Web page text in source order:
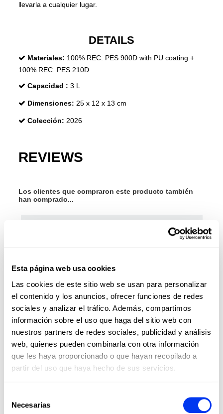
Esta página web usa cookies
Las cookies de este sitio web se usan para personalizar
el contenido y los anuncios, ofrecer funciones de redes
sociales y analizar el tráfico. Además, compartimos
información sobre el uso que haga del sitio web con
nuestros partners de redes sociales, publicidad y análisis
web, quienes pueden combinarla con otra información
que les haya proporcionado o que hayan recopilado a
partir del uso que haya hecho de sus servicios.
Necesarias
llevarla a cualquier lugar.
DETAILS
Materiales: 100% REC. PES 900D with PU coating +
100% REC. PES 210D
Capacidad : 3 L
Dimensiones: 25 x 12 x 13 cm
Colección: 2026
REVIEWS
Los clientes que compraron este producto también
han comprado...
Accesorios Pádel